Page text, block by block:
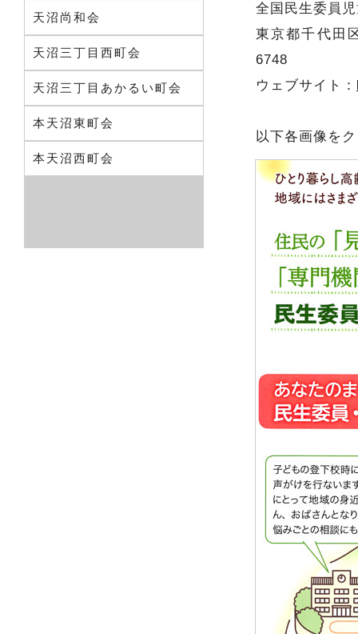
全国民生委員
東京都千代田
6748
ウェブサイト：
以下各画像を
天沼尚和会
天沼三丁目西町会
天沼三丁目あかるい町会
本天沼東町会
本天沼西町会